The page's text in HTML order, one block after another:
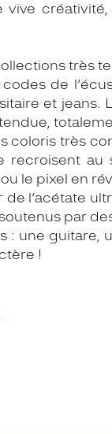
vive
très
de
et jeans.
coloris très
recroisent
le pixel en
l’acétate
par
: une guitare,
!